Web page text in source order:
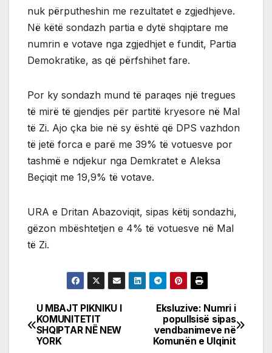
nuk përputheshin me rezultatet e zgjedhjeve.
Në këtë sondazh partia e dytë shqiptare me
numrin e votave nga zgjedhjet e fundit, Partia
Demokratike, as që përfshihet fare.
Por ky sondazh mund të paraqes një tregues
të mirë të gjendjes për partitë kryesore në Mal
të Zi. Ajo çka bie në sy është që DPS vazhdon
të jetë forca e parë me 39% të votuesve por
tashmë e ndjekur nga Demkratet e Aleksa
Beçiqit me 19,9% të votave.
URA e Dritan Abazoviqit, sipas këtij sondazhi,
gëzon mbështetjen e 4% të votuesve në Mal
të Zi.
Post
navigation
Eksluzive: Numri i
popullsisë sipas
vendbanimeve në
Komunën e Ulqinit
U MBAJT PIKNIKU I
KOMUNITETIT
SHQIPTAR NË NEW
YORK